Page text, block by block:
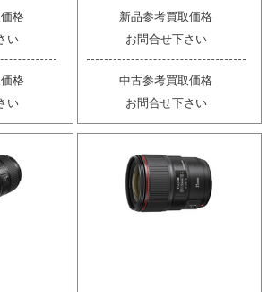
格
い
格
い
新品参考買取価格
お問合せ下さい
中古参考買取価格
お問合せ下さい